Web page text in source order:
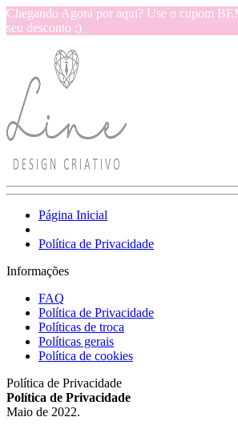
Chegando Agora por aqui? Use o cupom
seu desconto ;)
Página Inicial
Política de Privacidade
Informações
FAQ
Política de Privacidade
Políticas de troca
Políticas gerais
Política de cookies
Política de Privacidade
Política de Privacidade
Maio de 2022.